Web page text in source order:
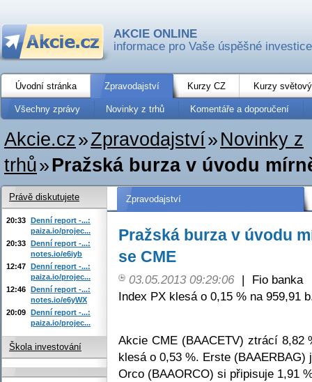
AKCIE ONLINE
informace pro Vaše úspěšné investice
Úvodní stránka Zpravodajství Kurzy CZ Kurzy
Všechny zprávy Novinky z trhů Komentáře a doporučení
Akcie.cz»Zpravodajství» Novinky z
trhů»Pražská burza v úvodu
Zpravodajství
Pražská burza v úvodu
se CME
03.05.2013 09:29:06 |
Fio banka
Index PX klesá o 0,15 % na 959,91
Akcie CME (BAACETV) ztrácí 8,82
klesá o 0,53 %. Erste (BAAERBAG)
Orco (BAAORCO) si připisuje 1,91
Právě diskutujete
20:33 Denní report -...:
paiza.io/projec...
20:33 Denní report -...:
notes.io/e6iyb
12:47 Denní report -...:
paiza.io/projec...
12:46 Denní report -...:
notes.io/e6yWX
20:09 Denní report -...:
paiza.io/projec...
Škola investování